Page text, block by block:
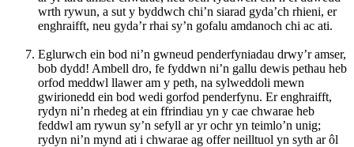
wrth rywun, a sut y byddwch chi’n siarad gyda’ch rhieni, er
enghraifft, neu gyda’r rhai sy’n gofalu amdanoch chi ac ati.
Eglurwch ein bod ni’n gwneud penderfyniadau drwy’r amser,
bob dydd! Ambell dro, fe fyddwn ni’n gallu dewis pethau heb
orfod meddwl llawer am y peth, na sylweddoli mewn
gwirionedd ein bod wedi gorfod penderfynu. Er enghraifft,
rydyn ni’n rhedeg at ein ffrindiau yn y cae chwarae heb
feddwl am rywun sy’n sefyll ar yr ochr yn teimlo’n unig;
rydyn ni’n mynd ati i chwarae ag offer neilltuol yn syth ar ôl